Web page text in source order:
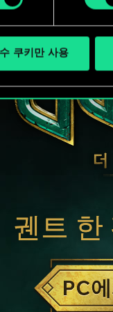
쿠키만 사용
궨트 한
PC